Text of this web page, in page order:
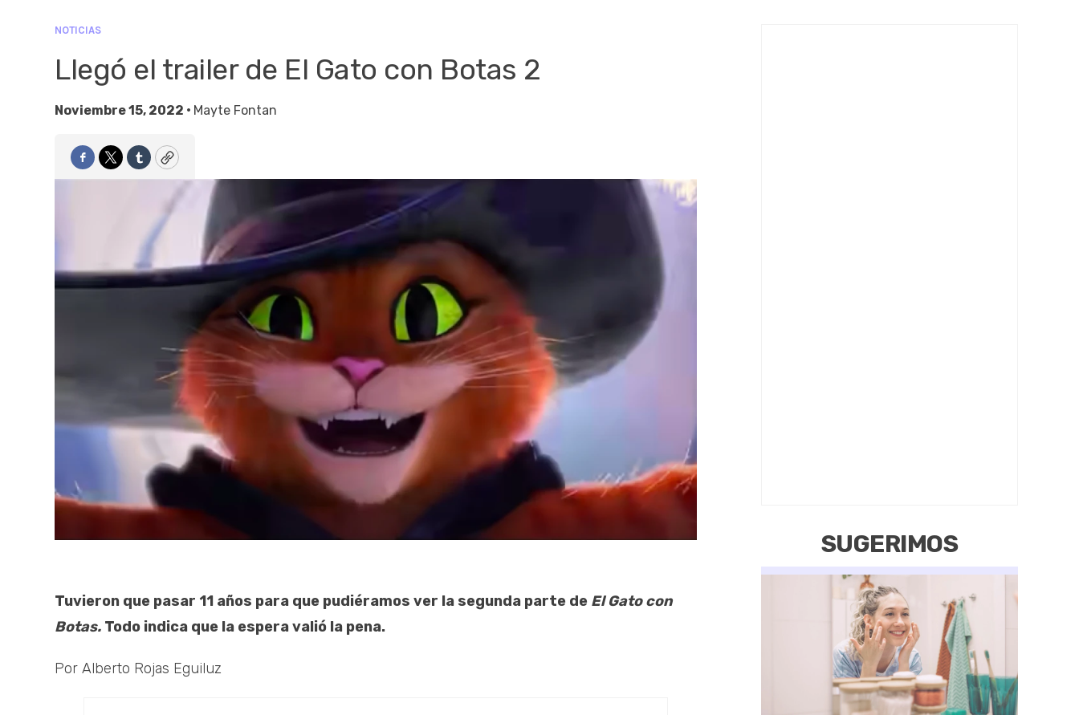
NOTICIAS
Llegó el trailer de El Gato con Botas 2
Noviembre 15, 2022 • Mayte Fontan
Facebook
TwitterTumblrCopy
Tuvieron que pasar 11 años para que pudiéramos ver la segunda parte de El Gato con
Botas. Todo indica que la espera valió la pena.
Por Alberto Rojas Eguiluz
SUGERIMOS